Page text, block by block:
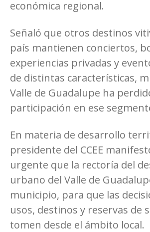
económica regional.
Señaló que otros destinos
país mantienen conciertos,
experiencias privadas y
de distintas características,
Valle de Guadalupe ha
participación en ese
En materia de desarrollo
presidente del CCEE
urgente que la rectoría del
urbano del Valle de
municipio, para que las
usos, destinos y reservas de
tomen desde el ámbito local.